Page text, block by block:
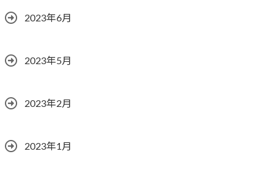
2023年6月
2023年5月
2023年2月
2023年1月